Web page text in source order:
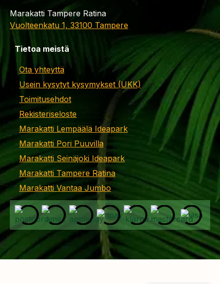
Marakatti Tampere Ratina
Vuolteenkatu 1, 33100 Tampere
Tietoa meistä
Ota yhteyttä
Usein kysytyt kysymykset (UKK)
Toimitusehdot
Rekisteriseloste
Marakatti Lempäälä Ideapark
Marakatti Pori Puuvilla
Marakatti Seinäjoki Ideapark
Marakatti Tampere Ratina
Marakatti Vantaa Jumbo